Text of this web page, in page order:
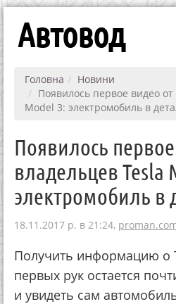
Автовод
Головна
Новини
Появилось первое видео
Model 3: электромобиль в
Появилось
владельцев Tesla
электромобиль в
18.11.2017 р. в 21:24,
Получить информацию о
первых рук остается
и увидеть сам